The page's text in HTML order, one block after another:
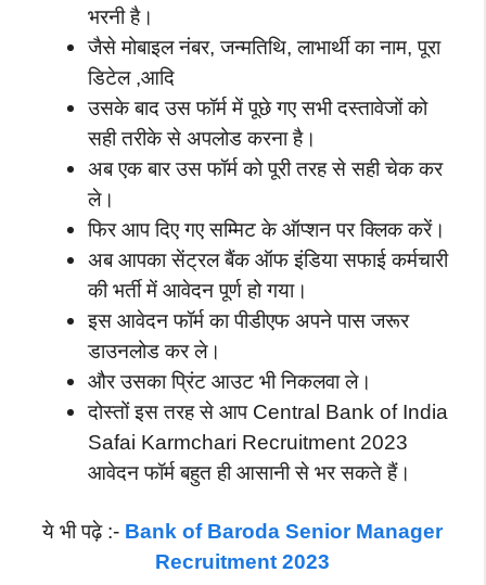
भरनी है।
जैसे मोबाइल नंबर, जन्मतिथि, लाभार्थी का नाम, पूरा
डिटेल ,आदि
उसके बाद उस फॉर्म में पूछे गए सभी दस्तावेजों को
सही तरीके से अपलोड करना है।
अब एक बार उस फॉर्म को पूरी तरह से सही चेक कर
ले।
फिर आप दिए गए सम्मिट के ऑप्शन पर क्लिक करें।
अब आपका सेंट्रल बैंक ऑफ इंडिया सफाई कर्मचारी
की भर्ती में आवेदन पूर्ण हो गया।
इस आवेदन फॉर्म का पीडीएफ अपने पास जरूर
डाउनलोड कर ले।
और उसका प्रिंट आउट भी निकलवा ले।
दोस्तों इस तरह से आप Central Bank of India
Safai Karmchari Recruitment 2023
आवेदन फॉर्म बहुत ही आसानी से भर सकते हैं।
ये भी पढ़े :- Bank of Baroda Senior Manager
Recruitment 2023